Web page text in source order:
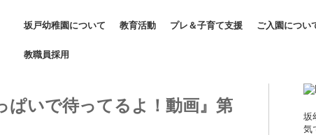
坂戸幼稚園について 教育活動 プレ＆子育て支援 ご入園につい
教職員採用
ぱいで待ってるよ！動画』第
坂
気